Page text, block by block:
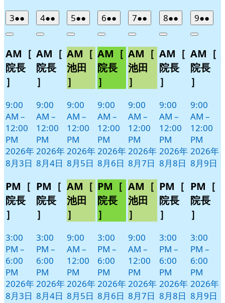
32026
年
月
3
日
●●
件
イ
ベ
Close
AM［
院長
］
9:00
AM –
12:00
PM
2026年
8月3日
PM［
院長
］
3:00
PM –
6:00
PM
2026年
8月3日
42026
年
月
4
日
●●
件
イ
ベ
Close
AM［
院長
］
9:00
AM –
12:00
PM
2026年
8月4日
PM［
院長
］
3:00
PM –
6:00
PM
2026年
8月4日
52026
年
月
5
日
●●
件
イ
ベ
ト)
Close
AM［
池田
］
9:00
AM –
12:00
PM
2026年
8月5日
AM［
池田
］
9:00
AM –
12:00
PM
2026年
8月5日
62026
年
月
6
日
●●
件
イ
ベ
ト)
Close
AM［
院長
］
9:00
AM –
12:00
PM
2026年
8月6日
PM［
院長
］
3:00
PM –
6:00
PM
2026年
8月6日
72026
年
月
7
日
●●
件
イ
ベ
ト)
Close
AM［
池田
］
9:00
AM –
12:00
PM
2026年
8月7日
AM［
池田
］
9:00
AM –
12:00
PM
2026年
8月7日
82026
年
月
8
日
●●
件
イ
ベ
Close
AM［
院長
］
9:00
AM –
12:00
PM
2026年
8月8日
PM［
院長
］
3:00
PM –
6:00
PM
2026年
8月8日
92026
年
月
9
日
●●
件
イ
ベ
Close
AM［
院長
］
9:00
AM –
12:00
PM
2026年
8月9日
PM［
院長
］
3:00
PM –
6:00
PM
2026年
8月9日